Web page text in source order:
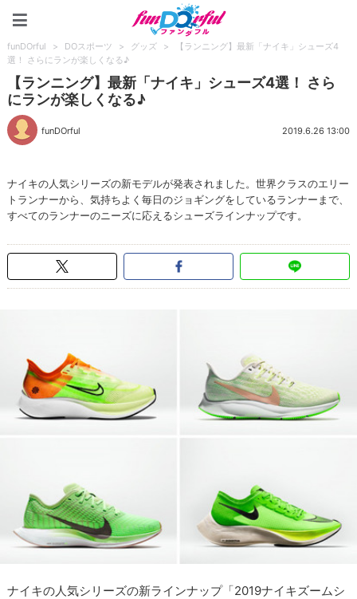
funDOrful > DOスポーツ > グッズ >
【ランニング】最新「ナイキ」シューズ4
選！ さらにランが楽しくなる♪
【ランニング】最新「ナイキ」シューズ4選！ さら
にランが楽しくなる♪
funDOrful 2019.6.26 13:00
ナイキの人気シリーズの新モデルが発表されました。世界クラスのエリー
トランナーから、気持ちよく毎日のジョギングをしているランナーまで、
すべてのランナーのニーズに応えるシューズラインナップです。
ナイキの人気シリーズの新ラインナップ「2019ナイキズームシ